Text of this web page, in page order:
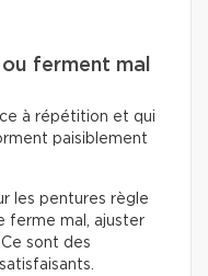
ferment mal
à répétition et qui
paisiblement
les pentures règle
ferme mal, ajuster
sont des